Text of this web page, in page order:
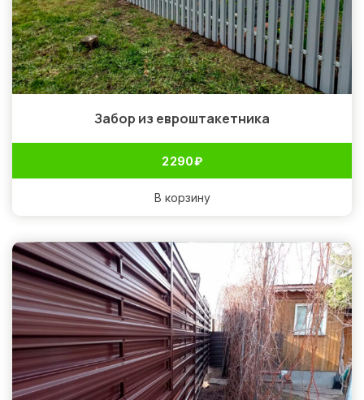
Забор из евроштакетника
2 290₽
В корзину